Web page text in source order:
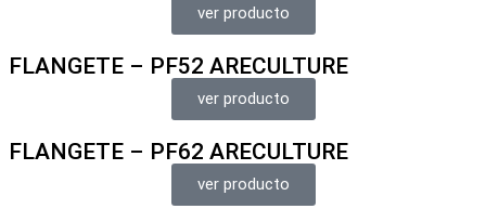
ver producto
FLANGETE – PF52 ARECULTURE
ver producto
FLANGETE – PF62 ARECULTURE
ver producto